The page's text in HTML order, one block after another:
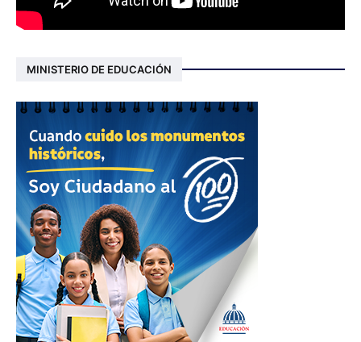
MINISTERIO DE EDUCACIÓN